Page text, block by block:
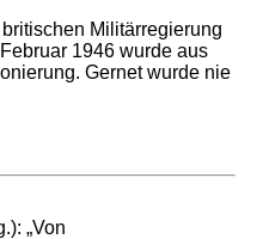
Militärregierung
1946 wurde aus
Gernet wurde nie
„Von